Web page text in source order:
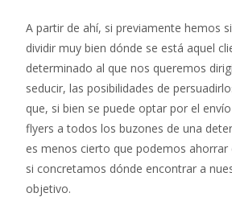
A partir de ahí, si previamente hemos
dividir muy bien dónde se está aquel
determinado al que nos queremos
seducir, las posibilidades de
que, si bien se puede optar por el
flyers a todos los buzones de una
es menos cierto que podemos
si concretamos dónde encontrar a
objetivo.